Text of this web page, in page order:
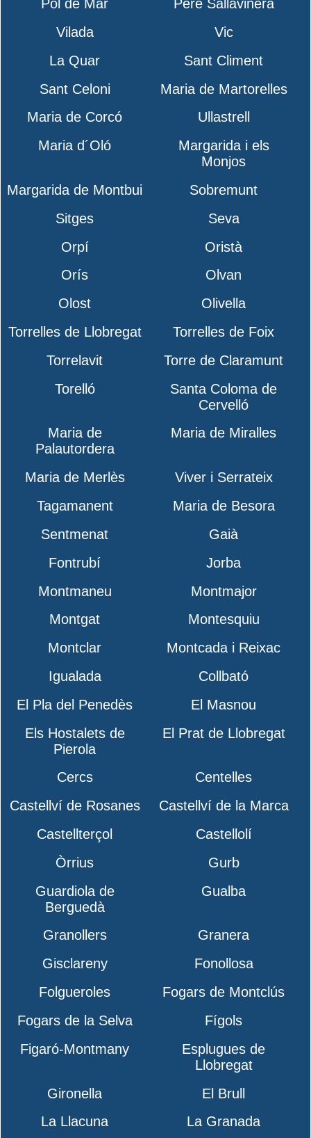
Pol de Mar
Pere Sallavinera
Vilada
Vic
La Quar
Sant Climent
Sant Celoni
Maria de Martorelles
Maria de Corcó
Ullastrell
Maria d´Oló
Margarida i els
Monjos
Margarida de Montbui
Sobremunt
Sitges
Seva
Orpí
Oristà
Orís
Olvan
Olost
Olivella
Torrelles de Llobregat
Torrelles de Foix
Torrelavit
Torre de Claramunt
Torelló
Santa Coloma de
Cervelló
Maria de
Palautordera
Maria de Miralles
Maria de Merlès
Viver i Serrateix
Tagamanent
Maria de Besora
Sentmenat
Gaià
Fontrubí
Jorba
Montmaneu
Montmajor
Montgat
Montesquiu
Montclar
Montcada i Reixac
Igualada
Collbató
El Pla del Penedès
El Masnou
Els Hostalets de
Pierola
El Prat de Llobregat
Cercs
Centelles
Castellví de Rosanes
Castellví de la Marca
Castellterçol
Castellolí
Òrrius
Gurb
Guardiola de
Berguedà
Gualba
Granollers
Granera
Gisclareny
Fonollosa
Folgueroles
Fogars de Montclús
Fogars de la Selva
Fígols
Figaró-Montmany
Esplugues de
Llobregat
Gironella
El Brull
La Llacuna
La Granada